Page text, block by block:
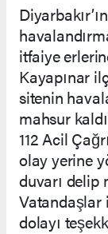
itfaiye
Kayapınar
sitenin
mahsur
112 Acil
olay yerine
duvarı delip
Vatandaşlar
dolayı